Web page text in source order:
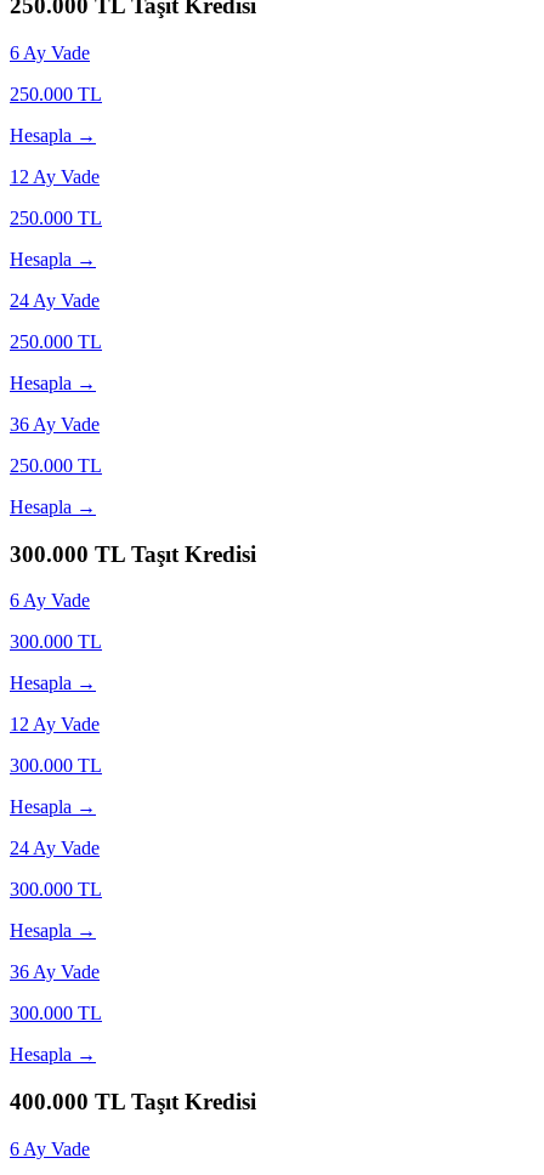
250.000 TL Taşıt Kredisi
6 Ay Vade
250.000 TL
Hesapla →
12 Ay Vade
250.000 TL
Hesapla →
24 Ay Vade
250.000 TL
Hesapla →
36 Ay Vade
250.000 TL
Hesapla →
300.000 TL Taşıt Kredisi
6Ay Vade
300.000 TL
Hesapla →
12Ay Vade
300.000 TL
Hesapla →
24Ay Vade
300.000 TL
Hesapla →
36Ay Vade
300.000 TL
Hesapla →
400.000 TL Taşıt Kredisi
6 Ay Vade